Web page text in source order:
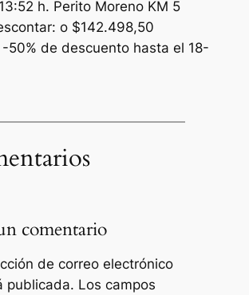
comentario
de correo electrónico
publicada. Los campos